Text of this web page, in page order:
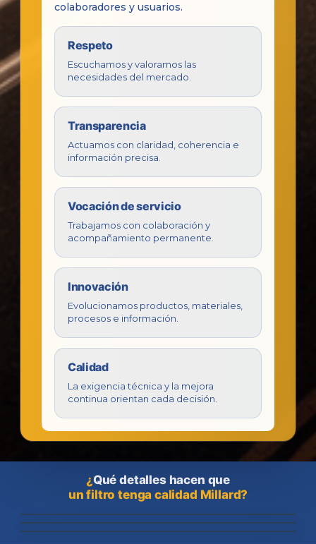
colaboradores y usuarios.
Respeto
Escuchamos y valoramos las
necesidades del mercado.
Transparencia
Actuamos con claridad, coherencia e
información precisa.
Vocación de servicio
Trabajamos con colaboración y
acompañamiento permanente.
Innovación
Evolucionamos productos, materiales,
procesos e información.
Calidad
La exigencia técnica y la mejora
continua orientan cada decisión.
¿Qué detalles hacen que
un filtro tenga calidad Millard?